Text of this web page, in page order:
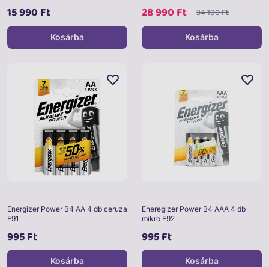
15 990 Ft
Kosárba
28 990 Ft 34 190 Ft
Kosárba
Energizer Power B4 AA 4 db ceruza
E91
995 Ft
Kosárba
Eneregizer Power B4 AAA 4 db
mikro E92
995 Ft
Kosárba